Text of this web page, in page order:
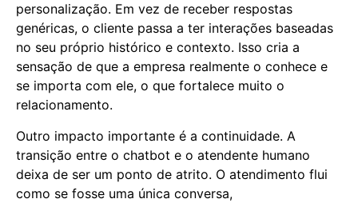
personalização. Em vez de receber respostas
genéricas, o cliente passa a ter interações baseadas
no seu próprio histórico e contexto. Isso cria a
sensação de que a empresa realmente o conhece e
se importa com ele, o que fortalece muito o
relacionamento.
Outro impacto importante é a continuidade. A
transição entre o chatbot e o atendente humano
deixa de ser um ponto de atrito. O atendimento flui
como se fosse uma única conversa,